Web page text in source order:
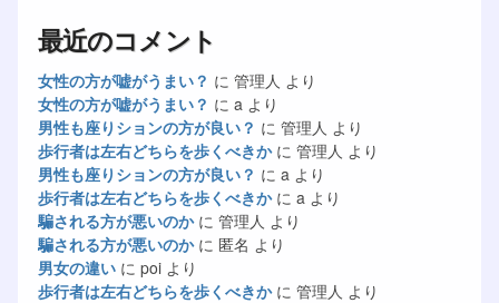
最近のコメント
女性の方が嘘がうまい？ に 管理人 より
女性の方が嘘がうまい？ に a より
男性も座りションの方が良い？ に 管理人 より
歩行者は左右どちらを歩くべきかに 管理人 より
男性も座りションの方が良い？ に a より
歩行者は左右どちらを歩くべきかに a より
騙される方が悪いのかに 管理人 より
騙される方が悪いのかに 匿名 より
男女の違いに poiより
歩行者は左右どちらを歩くべきかに 管理人 より